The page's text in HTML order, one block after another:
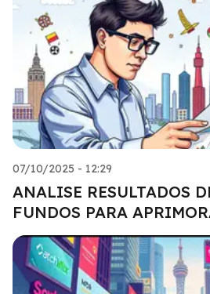
07/10/2025 - 12:29
ANALISE RESULTADOS
FUNDOS PARA